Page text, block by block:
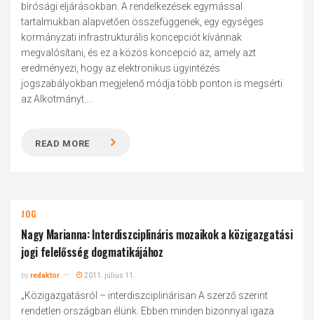
bírósági eljárásokban. A rendelkezések egymással
tartalmukban alapvetően összefüggenek, egy egységes
kormányzati infrastrukturális koncepciót kívánnak
megvalósítani, és ez a közös koncepció az, amely azt
eredményezi, hogy az elektronikus ügyintézés
jogszabályokban megjelenő módja több ponton is megsérti
az Alkotmányt....
READ MORE
JOG
Nagy Marianna: Interdiszciplináris mozaikok a közigazgatási
jogi felelősség dogmatikájához
byredaktor 2011. július 11.
„Közigazgatásról – interdiszciplinárisan A szerző szerint
rendetlen országban élünk. Ebben minden bizonnyal igaza